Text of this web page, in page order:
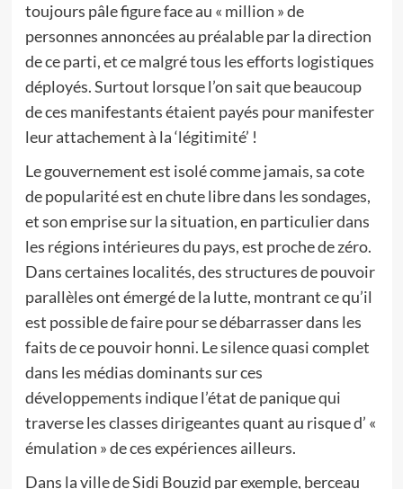
toujours pâle figure face au « million » de
personnes annoncées au préalable par la direction
de ce parti, et ce malgré tous les efforts logistiques
déployés. Surtout lorsque l’on sait que beaucoup
de ces manifestants étaient payés pour manifester
leur attachement à la ‘légitimité’ !
Le gouvernement est isolé comme jamais, sa cote
de popularité est en chute libre dans les sondages,
et son emprise sur la situation, en particulier dans
les régions intérieures du pays, est proche de zéro.
Dans certaines localités, des structures de pouvoir
parallèles ont émergé de la lutte, montrant ce qu’il
est possible de faire pour se débarrasser dans les
faits de ce pouvoir honni. Le silence quasi complet
dans les médias dominants sur ces
développements indique l’état de panique qui
traverse les classes dirigeantes quant au risque d’ «
émulation » de ces expériences ailleurs.
Dans la ville de Sidi Bouzid par exemple, berceau